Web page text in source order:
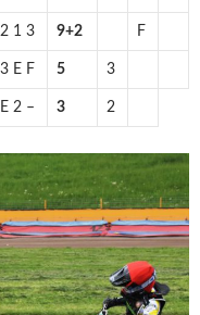
1 3 9+2 F
E F 5 3
2 – 3 2